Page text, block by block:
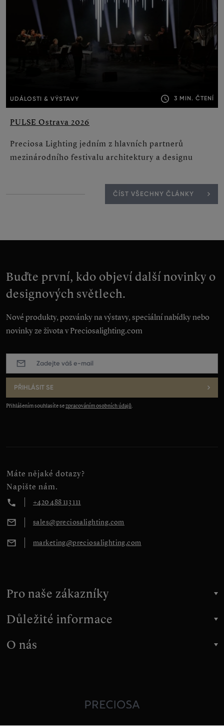
UDÁLOSTI & VÝSTAVY 3 MIN. ČTENÍ
PULSE Ostrava 2026
Preciosa Lighting jedním z hlavních partnerů
mezinárodního festivalu architektury a designu
ČÍST VŠECHNY ČLÁNKY
Buďte první, kdo objeví další novinky o
designových světlech.
Nové produkty, pozvánky na výstavy, speciální nabídky nebo
novinky ze života v Preciosalighting.com
mail:
PŘIHLÁSIT SE
Přihlášením souhlasíte sezpracováním osobních údajů.
Máte nějaké dotazy?
Napište nám.
+420 488 113 111
sales@preciosalighting.com
marketing@preciosalighting.com
Pro naše zákazníky
Důležité informace
O nás